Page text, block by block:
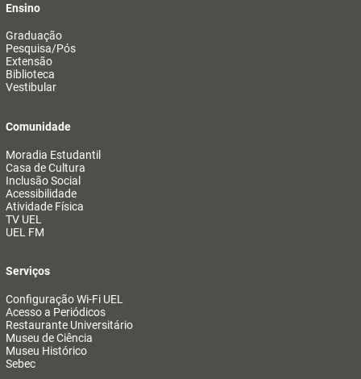
Ensino
Graduação
Pesquisa/Pós
Extensão
Biblioteca
Vestibular
Comunidade
Moradia Estudantil
Casa de Cultura
Inclusão Social
Acessibilidade
Atividade Física
TV UEL
UEL FM
Serviços
Configuração Wi-Fi UEL
Acesso a Periódicos
Restaurante Universitário
Museu de Ciência
Museu Histórico
Sebec